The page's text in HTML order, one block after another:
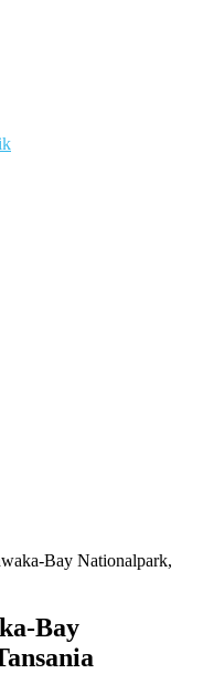
Bay Nationalpark,
Bay